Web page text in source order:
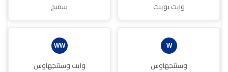
وايت بوينت سميج
وستنجهاوس وايت وستنجهاوس